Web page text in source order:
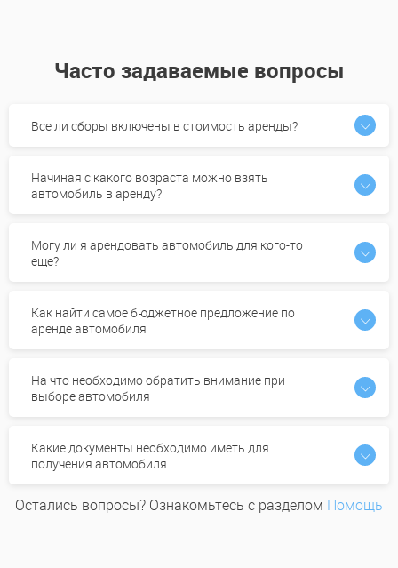
Часто задаваемые вопросы
Все ли сборы включены в стоимость аренды?
Начиная с какого возраста можно взять
автомобиль в аренду?
Могу ли я арендовать автомобиль для кого-то
еще?
Как найти самое бюджетное предложение по
аренде автомобиля
На что необходимо обратить внимание при
выборе автомобиля
Какие документы необходимо иметь для
получения автомобиля
Остались вопросы? Ознакомьтесь с разделом Помощь